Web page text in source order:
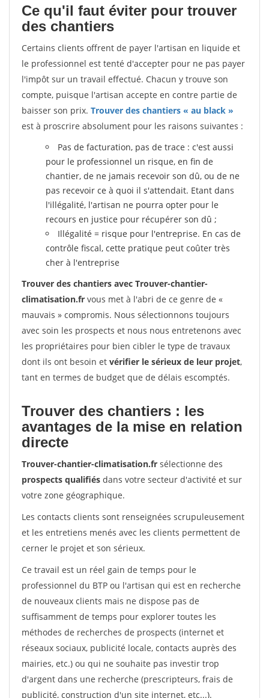
Ce qu'il faut éviter pour trouver
des chantiers
Certains clients offrent de payer l'artisan en liquide et
le professionnel est tenté d'accepter pour ne pas payer
l'impôt sur un travail effectué. Chacun y trouve son
compte, puisque l'artisan accepte en contre partie de
baisser son prix. Trouver des chantiers « au black »
est à proscrire absolument pour les raisons suivantes :
Pas de facturation, pas de trace : c'est aussi
pour le professionnel un risque, en fin de
chantier, de ne jamais recevoir son dû, ou de ne
pas recevoir ce à quoi il s'attendait. Etant dans
l'illégalité, l'artisan ne pourra opter pour le
recours en justice pour récupérer son dû ;
Illégalité = risque pour l'entreprise. En cas de
contrôle fiscal, cette pratique peut coûter très
cher à l'entreprise
Trouver des chantiers avec Trouver-chantier-
climatisation.fr vous met à l'abri de ce genre de «
mauvais » compromis. Nous sélectionnons toujours
avec soin les prospects et nous nous entretenons avec
les propriétaires pour bien cibler le type de travaux
dont ils ont besoin et vérifier le sérieux de leur projet,
tant en termes de budget que de délais escomptés.
Trouver des chantiers : les
avantages de la mise en relation
directe
Trouver-chantier-climatisation.fr sélectionne des
prospects qualifiés dans votre secteur d'activité et sur
votre zone géographique.
Les contacts clients sont renseignées scrupuleusement
et les entretiens menés avec les clients permettent de
cerner le projet et son sérieux.
Ce travail est un réel gain de temps pour le
professionnel du BTP ou l'artisan qui est en recherche
de nouveaux clients mais ne dispose pas de
suffisamment de temps pour explorer toutes les
méthodes de recherches de prospects (internet et
réseaux sociaux, publicité locale, contacts auprès des
mairies, etc.) ou qui ne souhaite pas investir trop
d'argent dans une recherche (prescripteurs, frais de
publicité, construction d'un site internet, etc...).